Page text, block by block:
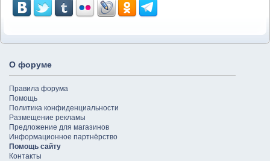
О форуме
Правила форума
Помощь
Политика конфиденциальности
Размещение рекламы
Предложение для магазинов
Информационное партнёрство
Помощь сайту
Контакты